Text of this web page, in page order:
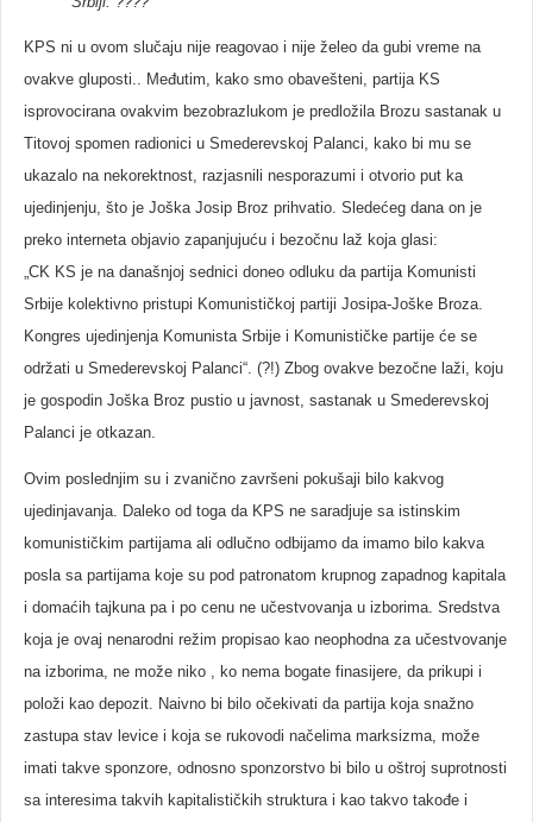
KPS ni u ovom slučaju nije reagovao i nije želeo da gubi vreme na
ovakve gluposti.. Međutim, kako smo obavešteni, partija KS
isprovocirana ovakvim bezobrazlukom je predložila Brozu sastanak u
Titovoj spomen radionici u Smederevskoj Palanci, kako bi mu se
ukazalo na nekorektnost, razjasnili nesporazumi i otvorio put ka
ujedinjenju, što je Joška Josip Broz prihvatio. Sledećeg dana on je
preko interneta objavio zapanjujuću i bezočnu laž koja glasi:
„CK KS je na današnjoj sednici doneo odluku da partija Komunisti
Srbije kolektivno pristupi Komunističkoj partiji Josipa-Joške Broza.
Kongres ujedinjenja Komunista Srbije i Komunističke partije će se
održati u Smederevskoj Palanci“. (?!) Zbog ovakve bezočne laži, koju
je gospodin Joška Broz pustio u javnost, sastanak u Smederevskoj
Palanci je otkazan.
Ovim poslednjim su i zvanično završeni pokušaji bilo kakvog
ujedinjavanja. Daleko od toga da KPS ne saradjuje sa istinskim
komunističkim partijama ali odlučno odbijamo da imamo bilo kakva
posla sa partijama koje su pod patronatom krupnog zapadnog kapitala
i domaćih tajkuna pa i po cenu ne učestvovanja u izborima. Sredstva
koja je ovaj nenarodni režim propisao kao neophodna za učestvovanje
na izborima, ne može niko , ko nema bogate finasijere, da prikupi i
položi kao depozit. Naivno bi bilo očekivati da partija koja snažno
zastupa stav levice i koja se rukovodi načelima marksizma, može
imati takve sponzore, odnosno sponzorstvo bi bilo u oštroj suprotnosti
sa interesima takvih kapitalističkih struktura i kao takvo takođe i